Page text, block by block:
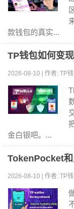
款钱包的真实...
TP钱包如何变
2026-08-10 | 作者: TP钱
金白银吧。...
TokenPocket和
2026-08-10 | 作者: TP钱